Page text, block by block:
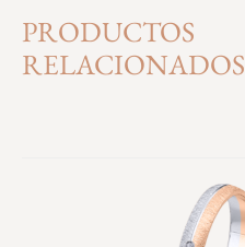
PRODUCTOS
RELACIONADOS